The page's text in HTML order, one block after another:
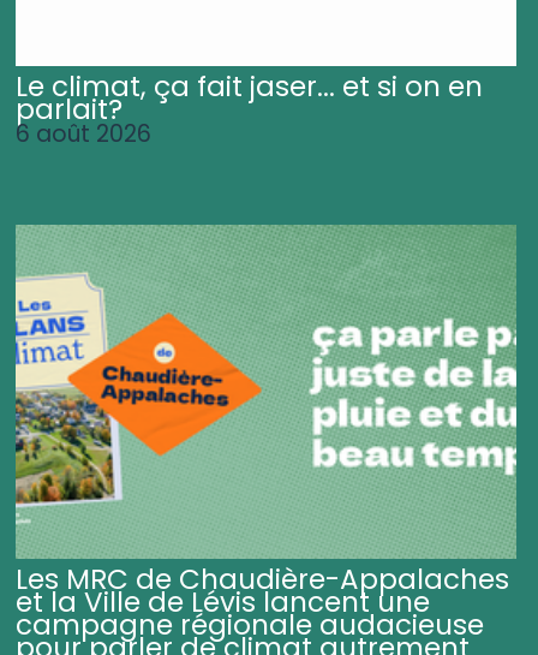
Le climat, ça fait jaser... et si on en
parlait?
6 août 2026
Les MRC de Chaudière-Appalaches
et la Ville de Lévis lancent une
campagne régionale audacieuse